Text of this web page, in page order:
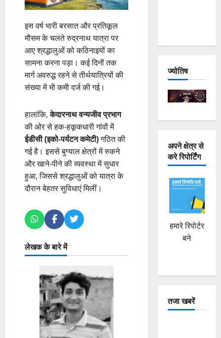
इस वर्ष भारी बरसात और प्रतिकूल
मौसम के चलते रुद्रनाथ यात्रा पर
आए श्रद्धालुओं को कठिनाइयों का
सामना करना पड़ा। कई दिनों तक
मार्ग अवरुद्ध रहने से तीर्थयात्रियों की
संख्या में भी कमी दर्ज की गई।
हालांकि,केदारनाथ वन्यजीव प्रभाग
की ओर से हक-हकूकधारी गांवों में
ईडीसी (इको-पर्यटन कमेटी)गठित की
गई है। इससे बुग्याल क्षेत्रों में रुकने
और खाने-पीने की व्यवस्था में सुधार
हुआ, जिससे श्रद्धालुओं को यात्रा के
दौरान बेहतर सुविधाएं मिलीं।
लेखक के बारे में
ज्योतिष
अपने क्षेत्र से
करे रिपोर्टिंग
हमारे रिपोर्टर
बने
तजा खबरें